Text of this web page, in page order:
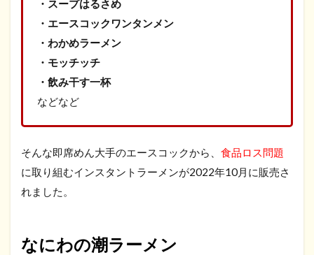
・スープはるさめ
・エースコックワンタンメン
・わかめラーメン
・モッチッチ
・飲み干す一杯
などなど
そんな即席めん大手のエースコックから、 食品ロス問題
に取り組むインスタントラーメンが2022年10月に販売さ
れました。
なにわの潮ラーメン